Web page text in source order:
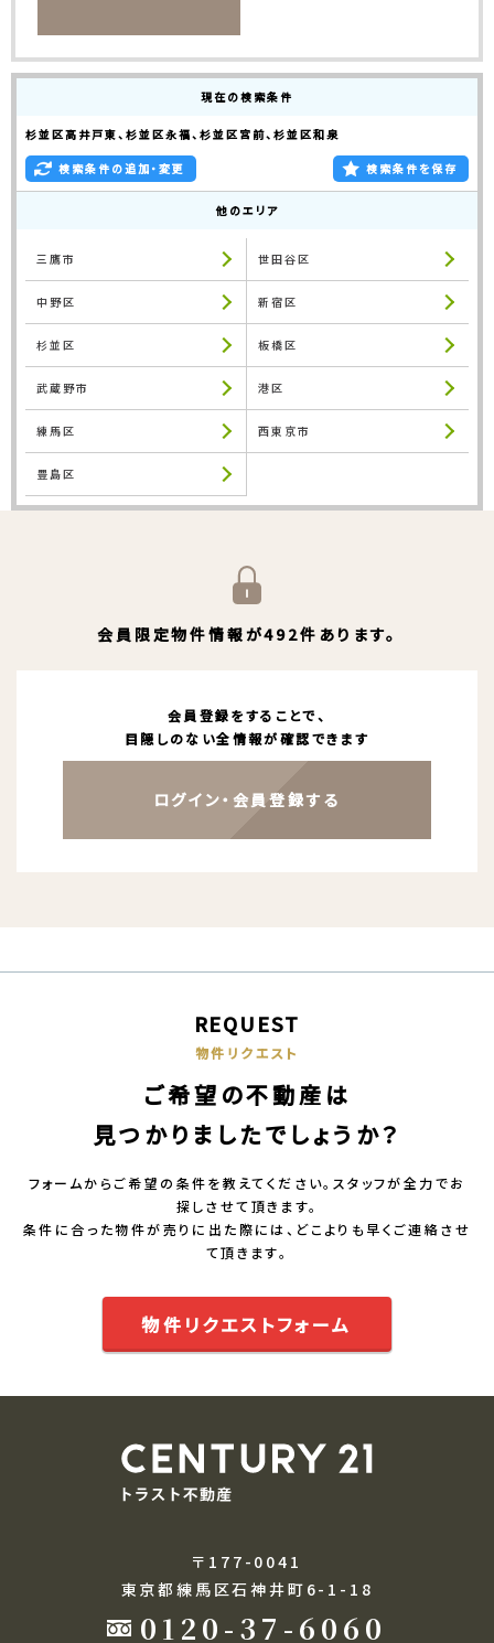
現在の検索条件
杉並区高井戸東、杉並区永福、杉並区宮前、杉並区和泉
検索条件の追加・変更 検索条件を保存
他のエリア
三鷹市 世田谷区
中野区 新宿区
杉並区 板橋区
武蔵野市 港区
練馬区 西東京市
豊島区
会員限定物件情報が492件あります。
会員登録をすることで、
目隠しのない全情報が確認できます
ログイン・会員登録する
REQUEST
物件リクエスト
ご希望の不動産は
見つかりましたでしょうか？
フォームからご希望の条件を教えてください。スタッフが全力でお
探しさせて頂きます。
条件に合った物件が売りに出た際には、どこよりも早くご連絡させ
て頂きます。
物件リクエストフォーム
〒177-0041
東京都練馬区石神井町6-1-18
0120-37-6060